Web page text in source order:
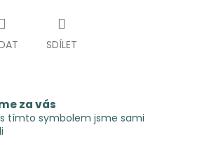
SDÍLET
za vás
tímto symbolem jsme sami